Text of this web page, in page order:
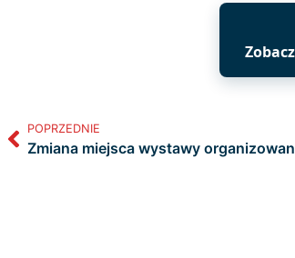
POPRZEDNIE